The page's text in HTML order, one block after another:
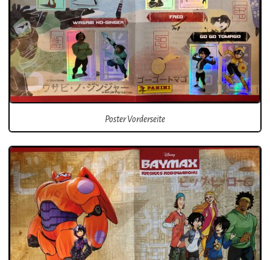
Poster Vorderseite